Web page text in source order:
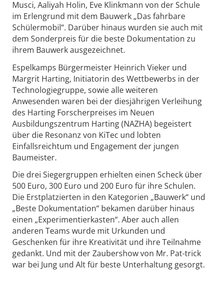
Musci, Aaliyah Holin, Eve Klinkmann von der Schule
im Erlengrund mit dem Bauwerk „Das fahrbare
Schülermobil“. Darüber hinaus wurden sie auch mit
dem Sonderpreis für die beste Dokumentation zu
ihrem Bauwerk ausgezeichnet.
Espelkamps Bürgermeister Heinrich Vieker und
Margrit Harting, Initiatorin des Wettbewerbs in der
Technologiegruppe, sowie alle weiteren
Anwesenden waren bei der diesjährigen Verleihung
des Harting Forscherpreises im Neuen
Ausbildungszentrum Harting (NAZHA) begeistert
über die Resonanz von KiTec und lobten
Einfallsreichtum und Engagement der jungen
Baumeister.
Die drei Siegergruppen erhielten einen Scheck über
500 Euro, 300 Euro und 200 Euro für ihre Schulen.
Die Erstplatzierten in den Kategorien „Bauwerk“ und
„Beste Dokumentation“ bekamen darüber hinaus
einen „Experimentierkasten“. Aber auch allen
anderen Teams wurde mit Urkunden und
Geschenken für ihre Kreativität und ihre Teilnahme
gedankt. Und mit der Zaubershow von Mr. Pat-trick
war bei Jung und Alt für beste Unterhaltung gesorgt.